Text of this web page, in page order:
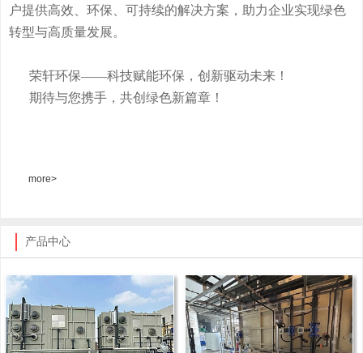
户提供高效、环保、可持续的解决方案，助力企业实现绿色
转型与高质量发展。
荣轩环保——科技赋能环保，创新驱动未来！
期待与您携手，共创绿色新篇章！
more>
产品中心